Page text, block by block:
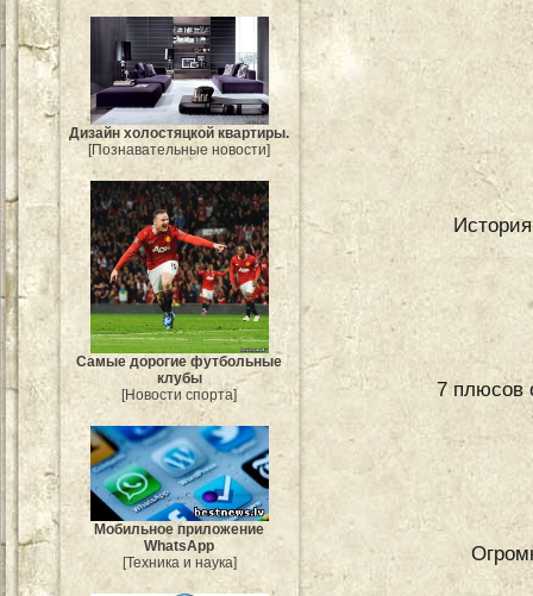
Дизайн холостяцкой квартиры.
[Познавательные новости]
Самые дорогие футбольные
клубы
[Новости спорта]
Мобильное приложение
WhatsApp
[Техника и наука]
7 плюсов